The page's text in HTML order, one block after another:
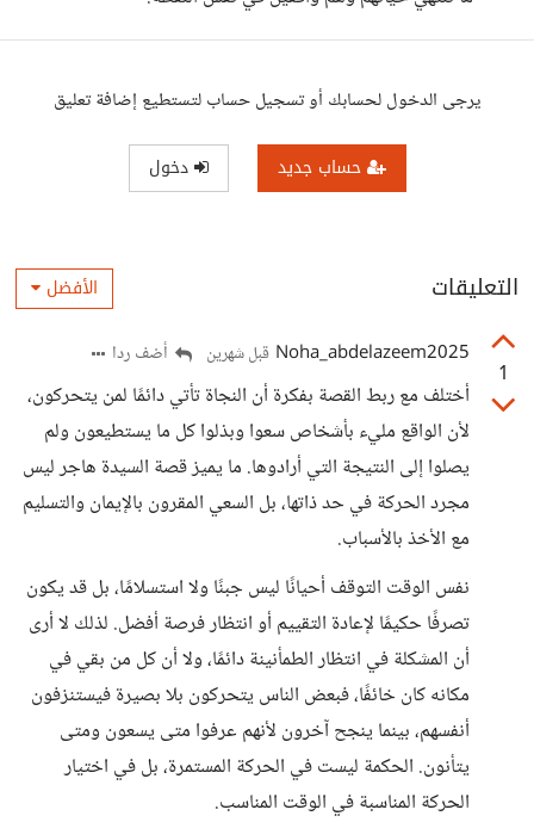
يرجى الدخول لحسابك أو تسجيل حساب لتستطيع إضافة تعليق
حساب جديد دخول
التعليقات الأفضل
1
Noha_abdelazeem2025 قبل شهرين أضف ردا
أختلف مع ربط القصة بفكرة أن النجاة تأتي دائمًا لمن يتحركون،
لأن الواقع مليء بأشخاص سعوا وبذلوا كل ما يستطيعون ولم
يصلوا إلى النتيجة التي أرادوها. ما يميز قصة السيدة هاجر ليس
مجرد الحركة في حد ذاتها، بل السعي المقرون بالإيمان والتسليم
مع الأخذ بالأسباب.
نفس الوقت التوقف أحيانًا ليس جبنًا ولا استسلامًا، بل قد يكون
تصرفًا حكيمًا لإعادة التقييم أو انتظار فرصة أفضل. لذلك لا أرى
أن المشكلة في انتظار الطمأنينة دائمًا، ولا أن كل من بقي في
مكانه كان خائفًا، فبعض الناس يتحركون بلا بصيرة فيستنزفون
أنفسهم، بينما ينجح آخرون لأنهم عرفوا متى يسعون ومتى
يتأنون. الحكمة ليست في الحركة المستمرة، بل في اختيار
الحركة المناسبة في الوقت المناسب.